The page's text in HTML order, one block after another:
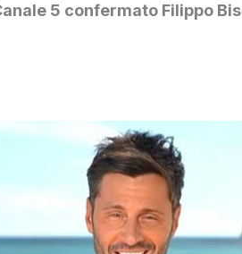
5 confermato Filippo